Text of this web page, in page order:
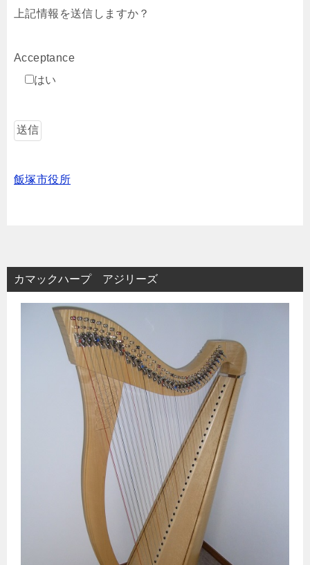
上記情報を送信しますか？
Acceptance
はい
飯塚市役所
カマックハープ アジリーズ